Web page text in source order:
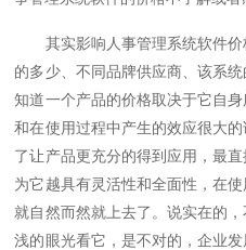
其实影响人事管理系统软件价
的多少、不同品牌供应商、该系
知道一个产品的价格取决于它自
和在使用过程中产生的效应很大
了让产品更充分的得到应用，最
为它越具有灵活性和全面性，在
就自然而然就上去了。说实在的
浅的眼光看它，是不对的，企业